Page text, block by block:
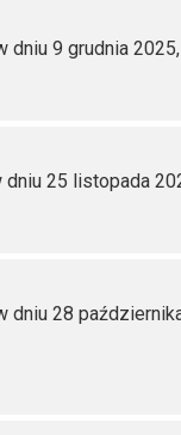
dniu 9 grudnia
dniu 25 listopada
dniu 28